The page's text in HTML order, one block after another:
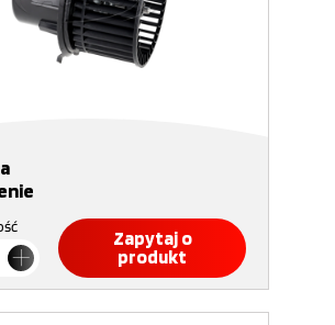
Zapytaj o
produkt